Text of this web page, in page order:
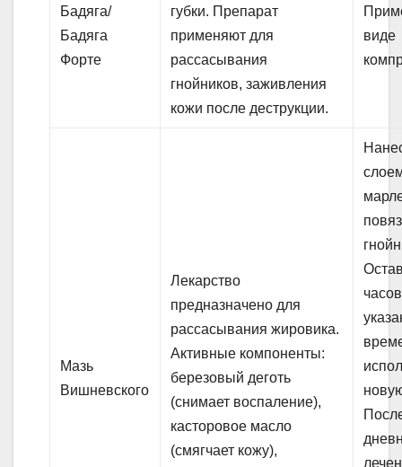
Бадяга/
Бадяга
Форте
губки. Препарат
применяют для
рассасывания
гнойников, заживления
кожи после деструкции.
виде
Мазь
Вишневского
Лекарство
предназначено для
рассасывания жировика.
Активные компоненты:
березовый деготь
(снимает воспаление),
касторовое масло
(смягчает кожу),